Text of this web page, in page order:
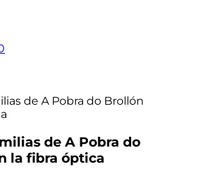
de A Pobra do Brollón
de A Pobra do
la fibra óptica